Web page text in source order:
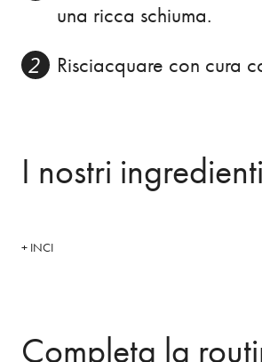
una ricca schiuma.
Risciacquare con cura
I nostri ingredienti
+ INCI
Completa la